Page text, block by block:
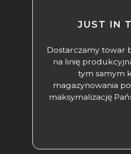
JUST IN
Dostarczamy towar
na linię
tym samym
magazynowania
maksymalizację